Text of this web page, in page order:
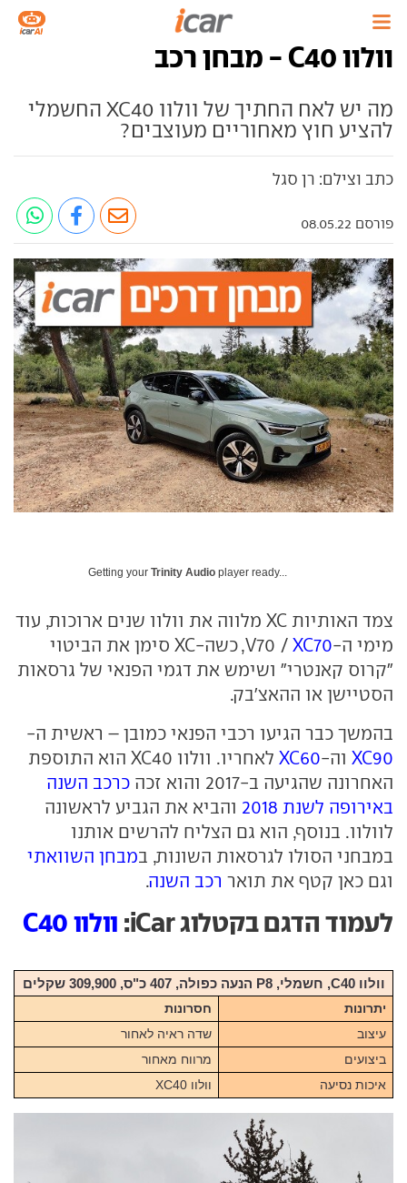
וולוו C40 - מבחן רכב
מה יש לאח החתיך של וולוו XC40 החשמלי
להציע חוץ מאחוריים מעוצבים?
כתב וצילם: רן סגל
פורסם 08.05.22
Getting your Trinity Audio player ready...
צמד האותיות XC מלווה את וולוו שנים ארוכות, עוד
מימי ה-V70 /XC70
, כשה-XC סימן את הביטוי
"קרוס קאנטרי" ושימש את דגמי הפנאי של גרסאות
הסטיישן או ההאצ'בק.
בהמשך כבר הגיעו רכבי הפנאי כמובן – ראשית ה-
XC90 וה-XC60
לאחריו. וולוו XC40 הוא התוספת
האחרונה שהגיעה ב-2017 והוא זכה
כרכב השנה
באירופה לשנת 2018
והביא את הגביע לראשונה
לוולוו. בנוסף, הוא גם הצליח להרשים אותנו
במבחני הסולו לגרסאות השונות, במבחן השוואתי
וגם כאן קטף את תואר רכב השנה.
לעמוד הדגם בקטלוג iCar: וולוו C40
וולוו C40, חשמלי, P8 הנעה כפולה, 407 כ"ס, 309,900 שקלים
יתרונות
חסרונות
עיצוב
שדה ראיה לאחור
ביצועים
מרווח מאחור
איכות נסיעה
וולוו XC40